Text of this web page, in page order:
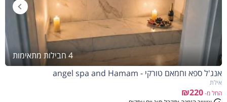
4 חבילות מתאימות
אנג'ל ספא וחמאם טורקי - angel spa and Hamam
אילת
החל מ-₪220